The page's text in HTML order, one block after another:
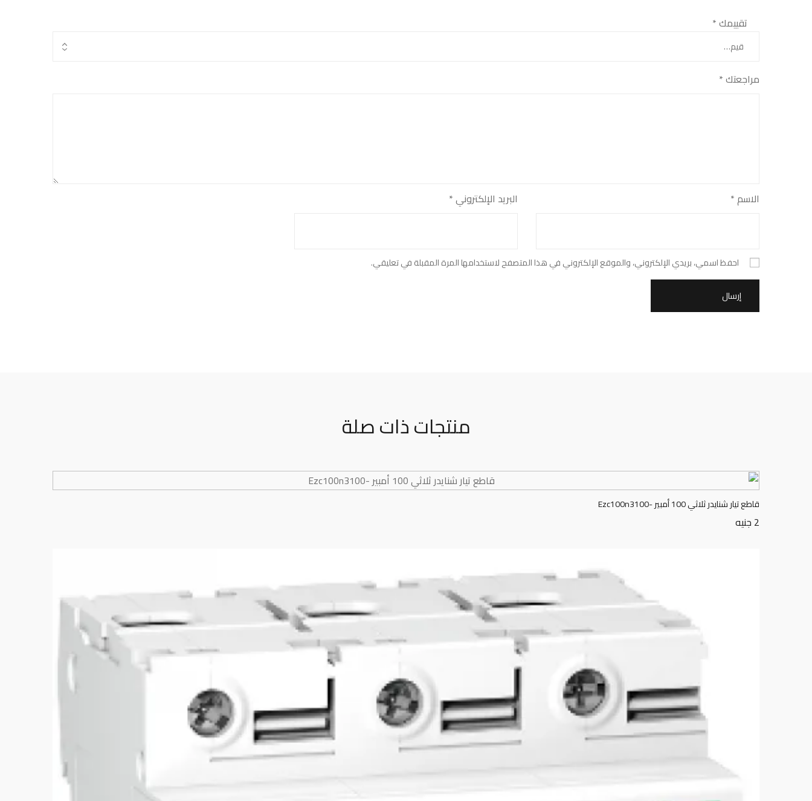
تقييمك*
مراجعتك*
الاسم* البريد الإلكتروني*
احفظ اسمي، بريدي الإلكتروني، والموقع الإلكتروني في هذا المتصفح لاستخدامها المرة المقبلة في تعليقي.
منتجات ذات صلة
قاطع تيار شنايدر ثلاثي 100 أمبير -Ezc100n3100
2 جنيه